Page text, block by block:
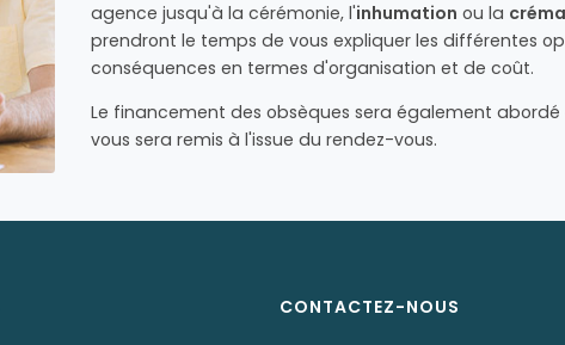
agence jusqu'à la cérémonie, l'inhumation ou la
prendront le temps de vous expliquer les différentes
conséquences en termes d'organisation et de coût.
Le financement des obsèques sera également
vous sera remis à l'issue du rendez-vous.
CONTACTEZ-NOUS